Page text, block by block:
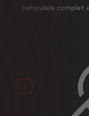
Vehiculele complet
Précédent